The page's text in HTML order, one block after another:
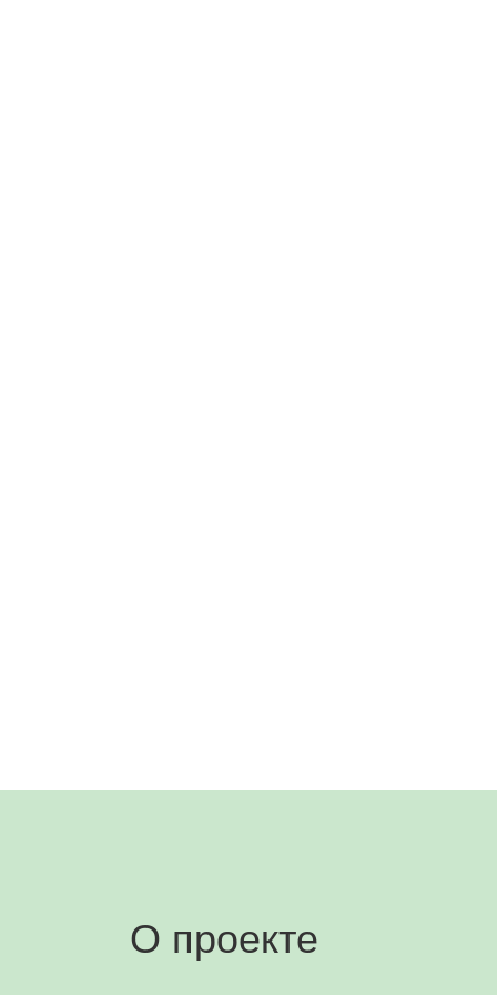
О проекте